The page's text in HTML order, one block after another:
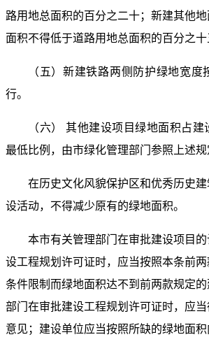
路用地总面积的百分之二十；新建其他
面积不得低于道路用地总面积的百分之十
（五）新建铁路两侧防护绿地宽度
行。
（六） 其他建设项目绿地面积占
最低比例，由市绿化管理部门参照上述规
在历史文化风貌保护区和优秀历史
设活动，不得减少原有的绿地面积。
本市有关管理部门在审批建设项目
设工程规划许可证时，应当按照本条前
条件限制而绿地面积达不到前两款规定
部门在审批建设工程规划许可证时，应
意见；建设单位应当按照所缺的绿地面